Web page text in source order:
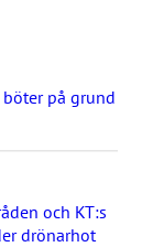
på grund
och KT:s
drönarhot